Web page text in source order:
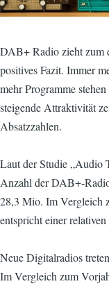
DAB+ Radio zieht zum
positives Fazit. Immer
mehr Programme
steigende Attraktivität
Absatzzahlen.
Laut der Studie „Audio
Anzahl der DAB+-
28,3 Mio. Im Vergleich
entspricht einer
Neue Digitalradios
Im Vergleich zum